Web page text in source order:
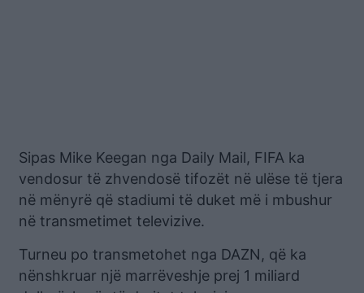
Sipas Mike Keegan nga Daily Mail, FIFA ka
vendosur të zhvendosë tifozët në ulëse të tjera
në mënyrë që stadiumi të duket më i mbushur
në transmetimet televizive.
Turneu po transmetohet nga DAZN, që ka
nënshkruar një marrëveshje prej 1 miliard